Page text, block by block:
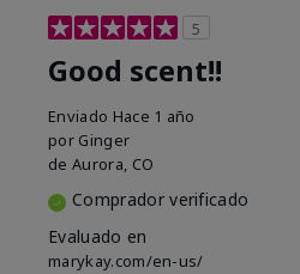
5
Good scent!!
Enviado Hace 1 año
por Ginger
de Aurora, CO
Comprador verificado
Evaluado en
marykay.com/en-us/